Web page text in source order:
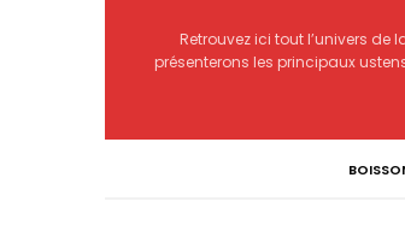
Retrouvez ici tout l’univers
présenterons les principaux